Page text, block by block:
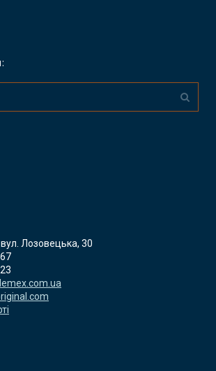
Лозовецька, 30